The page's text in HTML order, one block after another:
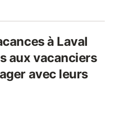
à Laval
aux vacanciers
avec leurs